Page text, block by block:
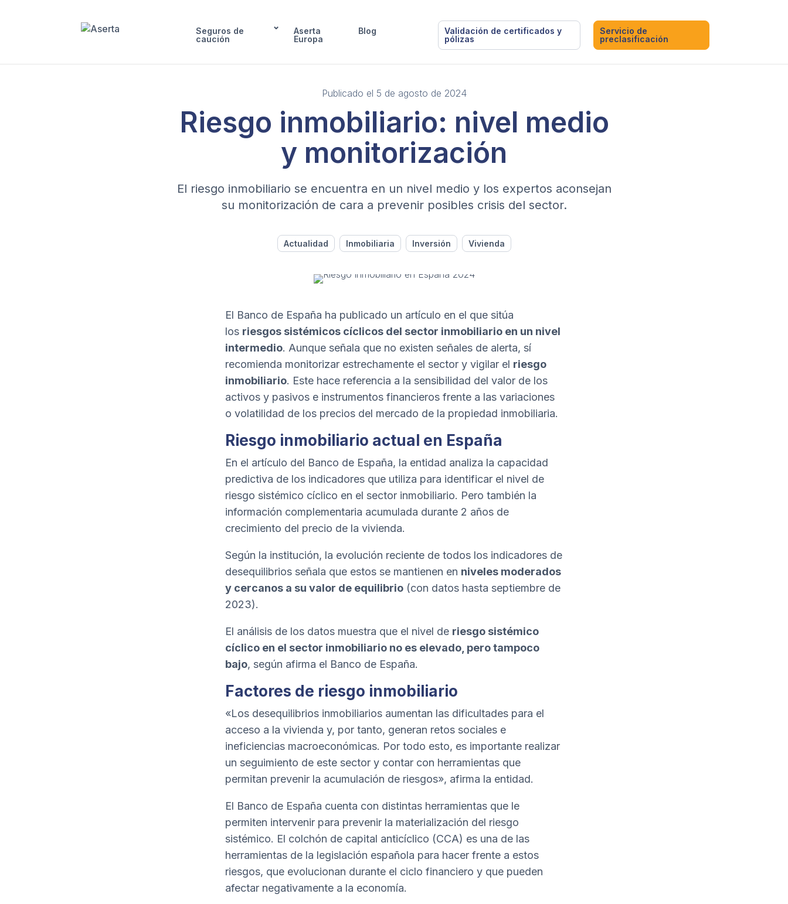
Seguros de
caución
Aserta
Europa
Blog
Validación de certificados y
pólizas
Servicio de
preclasificación
Publicado el 5 de agosto de 2024
Riesgo inmobiliario: nivel medio
y monitorización
El riesgo inmobiliario se encuentra en un nivel medio y los expertos aconsejan
su monitorización de cara a prevenir posibles crisis del sector.
Actualidad Inmobiliaria Inversión Vivienda
El Banco de España ha publicado un artículo en el que sitúa
los riesgos sistémicos cíclicos del sector inmobiliario en un nivel
intermedio. Aunque señala que no existen señales de alerta, sí
recomienda monitorizar estrechamente el sector y vigilar el riesgo
inmobiliario. Este hace referencia a la sensibilidad del valor de los
activos y pasivos e instrumentos financieros frente a las variaciones
o volatilidad de los precios del mercado de la propiedad inmobiliaria.
Riesgo inmobiliario actual en España
En el artículo del Banco de España, la entidad analiza la capacidad
predictiva de los indicadores que utiliza para identificar el nivel de
riesgo sistémico cíclico en el sector inmobiliario. Pero también la
información complementaria acumulada durante 2 años de
crecimiento del precio de la vivienda.
Según la institución, la evolución reciente de todos los indicadores de
desequilibrios señala que estos se mantienen en niveles moderados
y cercanos a su valor de equilibrio (con datos hasta septiembre de
2023).
El análisis de los datos muestra que el nivel de riesgo sistémico
cíclico en el sector inmobiliario no es elevado, pero tampoco
bajo, según afirma el Banco de España.
Factores de riesgo inmobiliario
«Los desequilibrios inmobiliarios aumentan las dificultades para el
acceso a la vivienda y, por tanto, generan retos sociales e
ineficiencias macroeconómicas. Por todo esto, es importante realizar
un seguimiento de este sector y contar con herramientas que
permitan prevenir la acumulación de riesgos», afirma la entidad.
El Banco de España cuenta con distintas herramientas que le
permiten intervenir para prevenir la materialización del riesgo
sistémico. El colchón de capital anticíclico (CCA) es una de las
herramientas de la legislación española para hacer frente a estos
riesgos, que evolucionan durante el ciclo financiero y que pueden
afectar negativamente a la economía.